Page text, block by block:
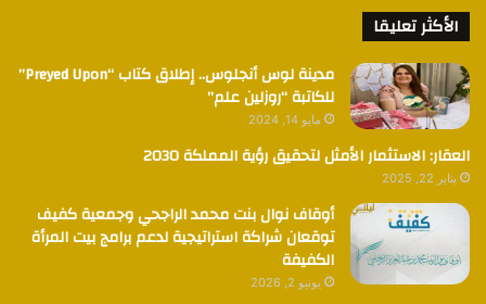
الأكثر تعليقا
مدينة لوس أنجلوس.. إطلاق كتاب “Preyed Upon”
للكاتبة “روزلين علم”
مايو 14, 2024
العقار: الاستثمار الأمثل لتحقيق رؤية المملكة 2030
يناير 22, 2025
أوقاف نوال بنت محمد الراجحي وجمعية كفيف
توقعان شراكة استراتيجية لدعم برامج بيت المرأة
الكفيفة
يونيو 2, 2026